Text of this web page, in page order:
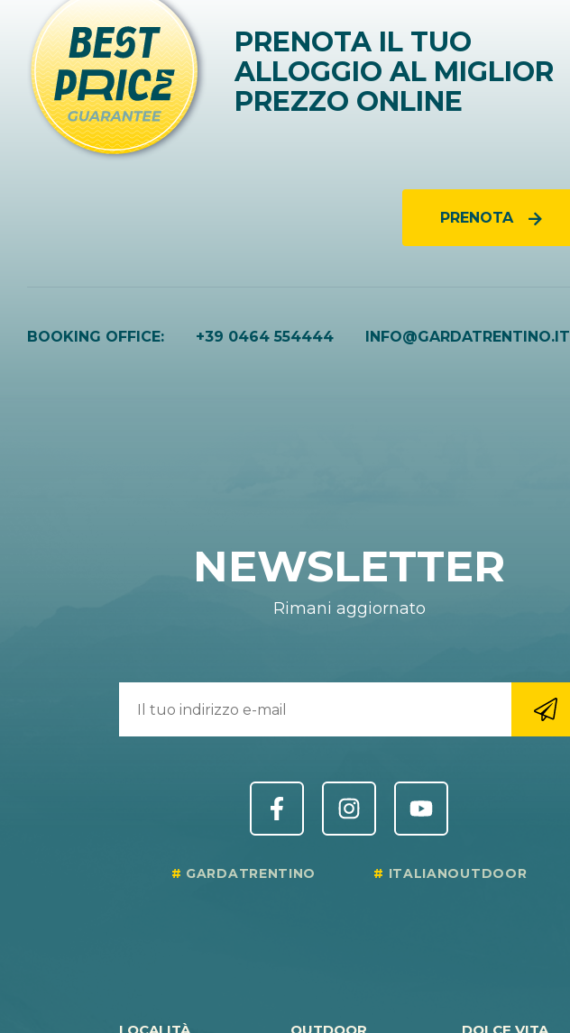
PRENOTA IL TUO
ALLOGGIO AL MIGLIOR
PREZZO ONLINE
PRENOTA
BOOKING OFFICE: +39 0464 554444 INFO@GARDATRENTINO.IT
NEWSLETTER
Rimani aggiornato
GARDATRENTINO ITALIANOUTDOOR